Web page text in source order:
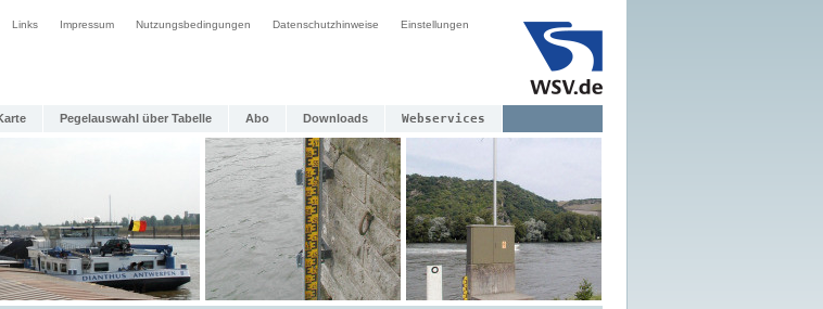
Links Impressum Nutzungsbedingungen Datenschutzhinweise Einstellungen
Pegelauswahl über Tabelle Abo Downloads Webservices